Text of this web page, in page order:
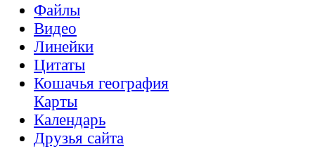
Файлы
Видео
Линейки
Цитаты
Кошачья география
Карты
Календарь
Друзья сайта